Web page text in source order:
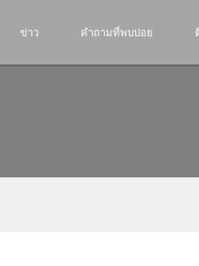
ข่าว คำถามที่พบบ่อย